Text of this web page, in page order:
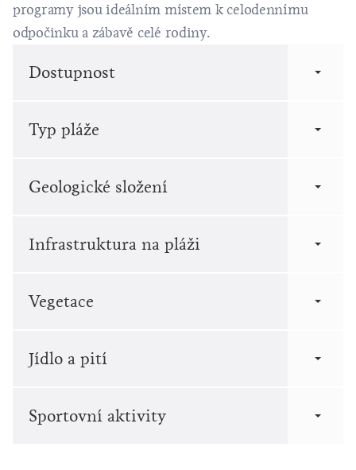
programy jsou ideálním místem k celodennímu
odpočinku a zábavě celé rodiny.
Dostupnost
Typ pláže
Geologické složení
Infrastruktura na pláži
Vegetace
Jídlo a pití
Sportovní aktivity